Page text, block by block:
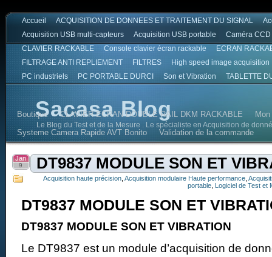
Accueil ACQUISITION DE DONNEES ET TRAITEMENT DU SIGNAL
Acquisition USB multi-capteurs
Acquisition USB portable
Caméra CCD
CLAVIER RACKABLE
Console clavier écran rackable
ECRAN
FILTRAGE ANTI REPLIEMENT
FILTRES
High speed image acquisition
PC industriels
PC PORTABLE DURCI Son et Vibration TABLETTE
Sacasa Blog
Le Blog du Test et de la Mesure . Le spécialiste en Acquisition de
Boutique CLAVIER ECRAN DOUBLE RAIL DKM RACKABLE
Systeme Camera Rapide AVT Bonito
Validation de la commande
DT9837 MODULE SON ET
Jan
9
Acquisition haute précision Acquisition modulaire Haute performance
portable Logiciel de Test et
DT9837 MODULE SON ET
DT9837 MODULE SON ET VIBRATION
Le DT9837 est un module d’acquisition de